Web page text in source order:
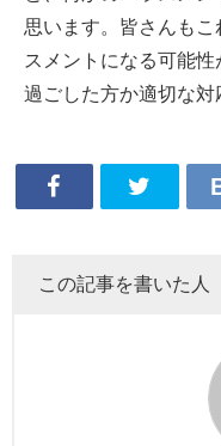
思います。皆さんも
スメントになる可能
過ごした方か適切な対
この記事を書いた人